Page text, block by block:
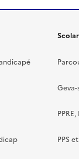
Geva-
PPRE,
PPS